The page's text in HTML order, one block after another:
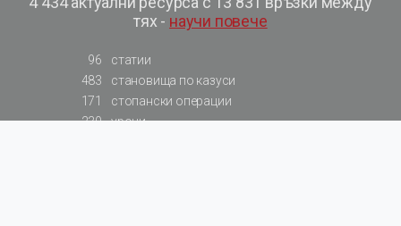
тях - научи повече
96
статии
483
становища по казуси
171
стопански операции
230
уроци